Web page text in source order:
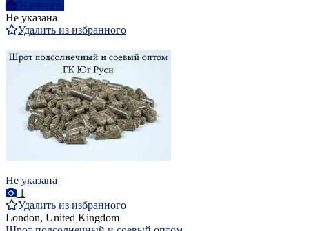
Написать
Не указана
Удалить из избранного
Не указана
1
Удалить из избранного
London, United Kingdom